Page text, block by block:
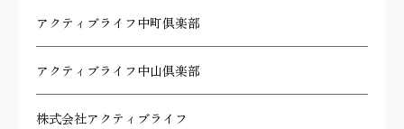
アクティブライフ中町倶楽部
アクティブライフ中山倶楽部
株式会社アクティブライフ